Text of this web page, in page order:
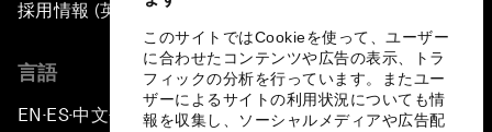
このサイトではCookieを使って、ユーザー
に合わせたコンテンツや広告の表示、トラ
フィックの分析を行っています。またユー
ザーによるサイトの利用状況についても情
報を収集し、ソーシャルメディアや広告配
採用情報 (英語のみ)
言語
EN ▪ES▪中文▪ 日本語